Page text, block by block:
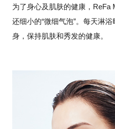
为了身心及肌肤的健康，ReFa
还细小的“微细气泡”。 每天淋浴
身，保持肌肤和秀发的健康。